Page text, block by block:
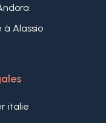
Alassio
italie